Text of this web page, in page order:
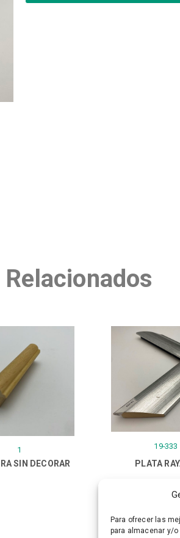
Para ofrecer las
para almacenar y/
1
SIN DECORAR
19-333
PLATA